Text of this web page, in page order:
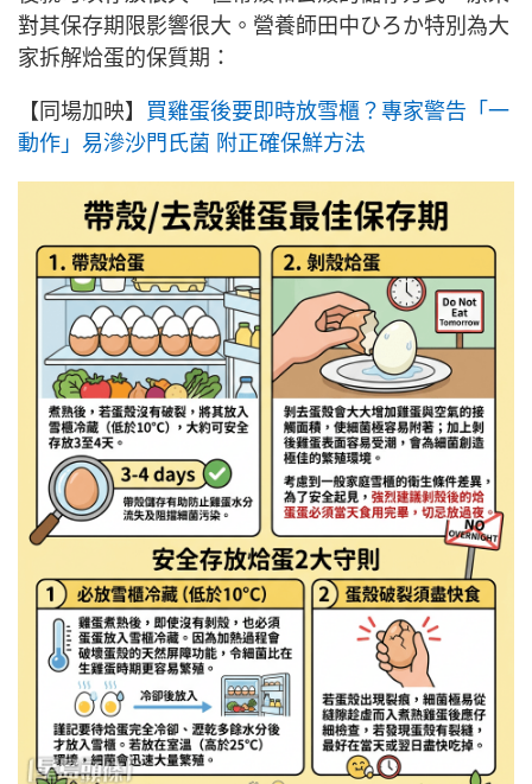
對其保存期限影響很大。營養師田中ひろか特別為大
家拆解烚蛋的保質期：
【同場加映】 買雞蛋後要即時放雪櫃？專家警告「一
動作」易滲沙門氏菌 附正確保鮮方法